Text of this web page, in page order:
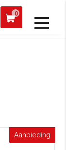
0
Aanbieding